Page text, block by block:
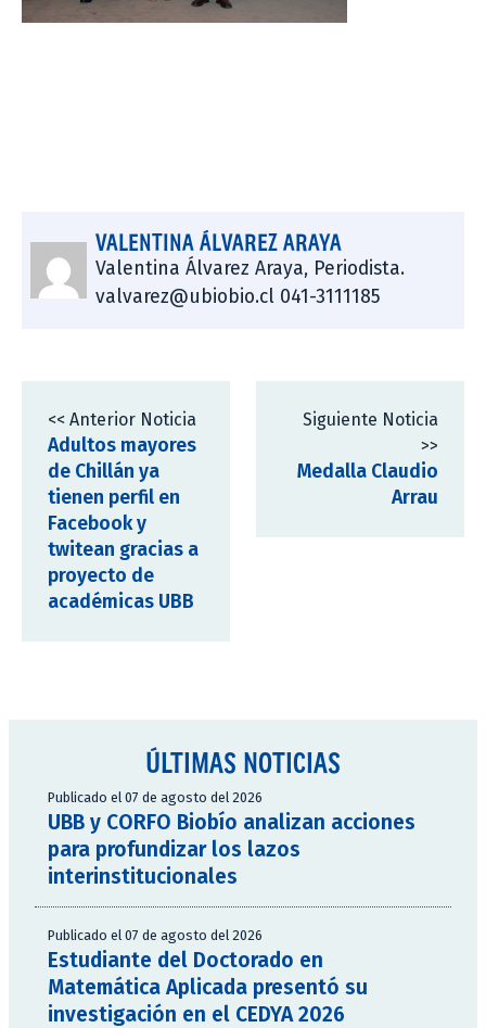
VALENTINA ÁLVAREZ ARAYA
Valentina Álvarez Araya, Periodista.
valvarez@ubiobio.cl 041-3111185
<< Anterior Noticia
Adultos mayores
de Chillán ya
tienen perfil en
Facebook y
twitean gracias a
proyecto de
académicas UBB
Siguiente Noticia
>>
Medalla Claudio
Arrau
ÚLTIMAS NOTICIAS
Publicado el 07 de agosto del 2026
UBB y CORFO Biobío analizan acciones
para profundizar los lazos
interinstitucionales
Publicado el 07 de agosto del 2026
Estudiante del Doctorado en
Matemática Aplicada presentó su
investigación en el CEDYA 2026